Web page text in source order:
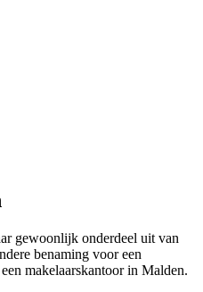
gewoonlijk onderdeel uit van
benaming voor een
makelaarskantoor in Malden.